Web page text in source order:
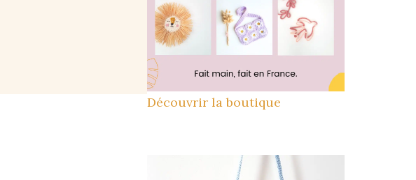
Découvrir la boutique